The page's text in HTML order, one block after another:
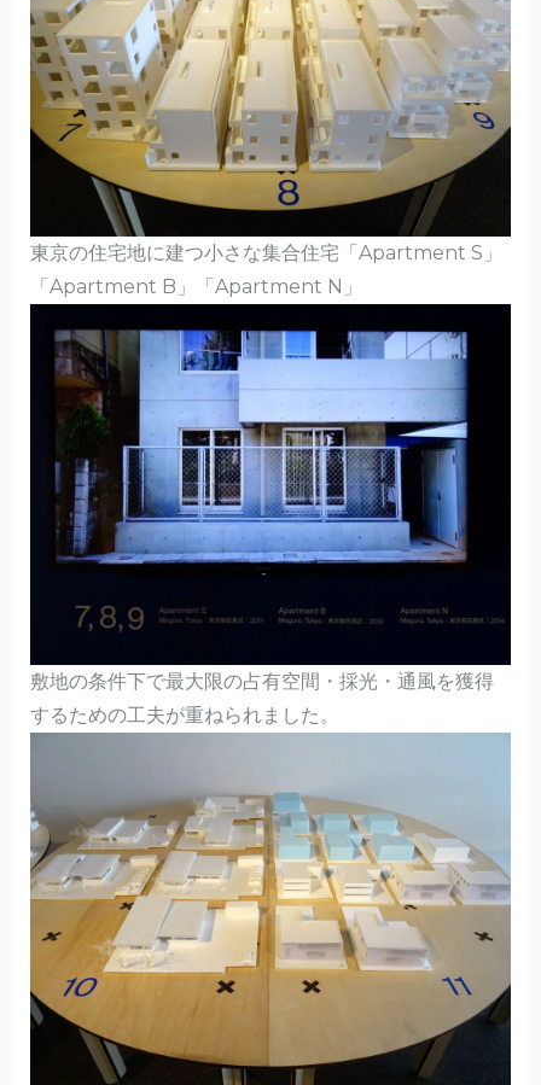
東京の住宅地に建つ小さな集合住宅「Apartment S」
「Apartment B」「Apartment N」
敷地の条件下で最大限の占有空間・採光・通風を獲得
するための工夫が重ねられました。